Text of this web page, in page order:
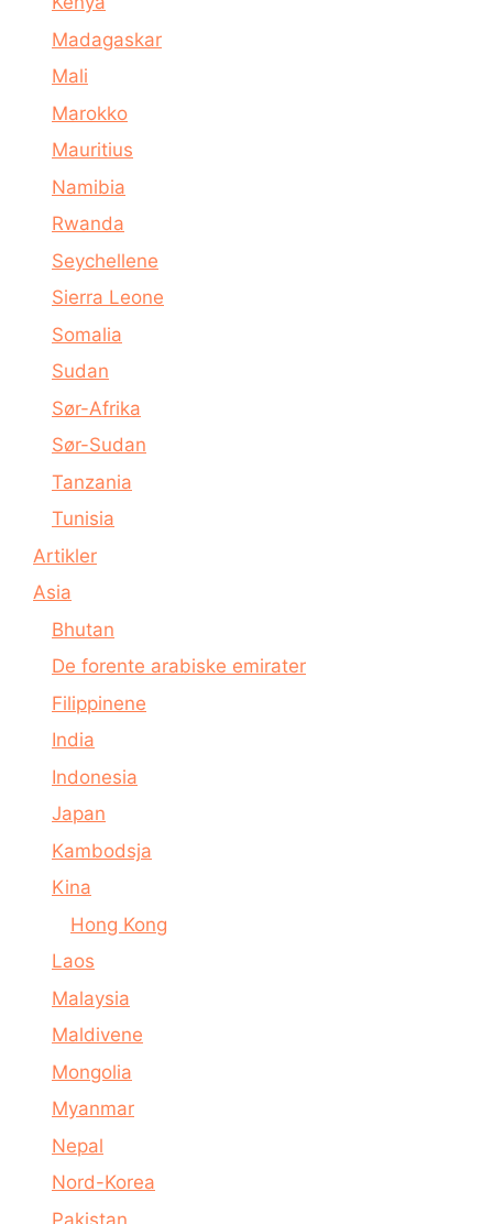
Madagaskar
Mali
Marokko
Mauritius
Namibia
Rwanda
Seychellene
Sierra Leone
Somalia
Sudan
Sør-Afrika
Sør-Sudan
Tanzania
Tunisia
Artikler
Asia
Bhutan
De forente arabiske emirater
Filippinene
India
Indonesia
Japan
Kambodsja
Kina
Hong Kong
Laos
Malaysia
Maldivene
Mongolia
Myanmar
Nepal
Nord-Korea
Pakistan